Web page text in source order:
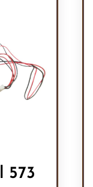
573